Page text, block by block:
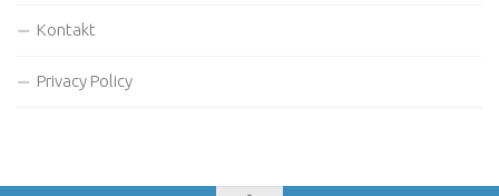
Kontakt
Privacy Policy